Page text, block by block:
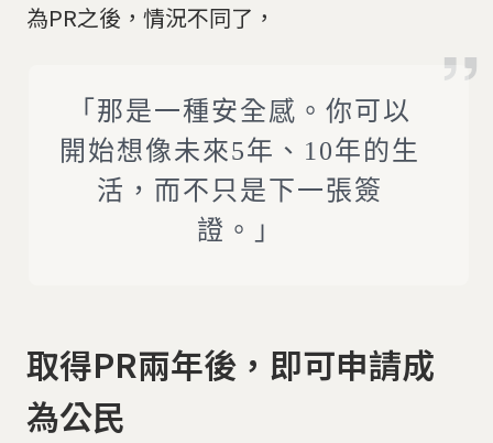
為PR之後，情況不同了，
「那是一種安全感。你可以
開始想像未來5年、10年的生
活，而不只是下一張簽
證。」
取得PR兩年後，即可申請成
為公民